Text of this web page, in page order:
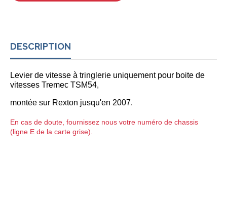
DESCRIPTION
Levier de vitesse à tringlerie uniquement pour boite de
vitesses Tremec TSM54,
montée sur Rexton jusqu'en 2007.
En cas de doute, fournissez nous votre numéro de chassis
(ligne E de la carte grise).